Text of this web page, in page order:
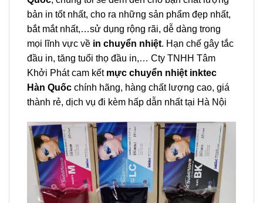
bản in tốt nhất, cho ra những sản phẩm đẹp nhất,
bắt mắt nhất,…sử dụng rộng rãi, dễ dàng trong
mọi lĩnh vực về in chuyển nhiệt. Hạn chế gây tắc
đầu in, tăng tuổi thọ đầu in,… Cty TNHH Tâm
Khởi Phát cam kết mực chuyển nhiệt inktec
Hàn Quốc chính hãng, hàng chất lượng cao, giá
thành rẻ, dịch vụ đi kèm hấp dẫn nhất tại Hà Nội